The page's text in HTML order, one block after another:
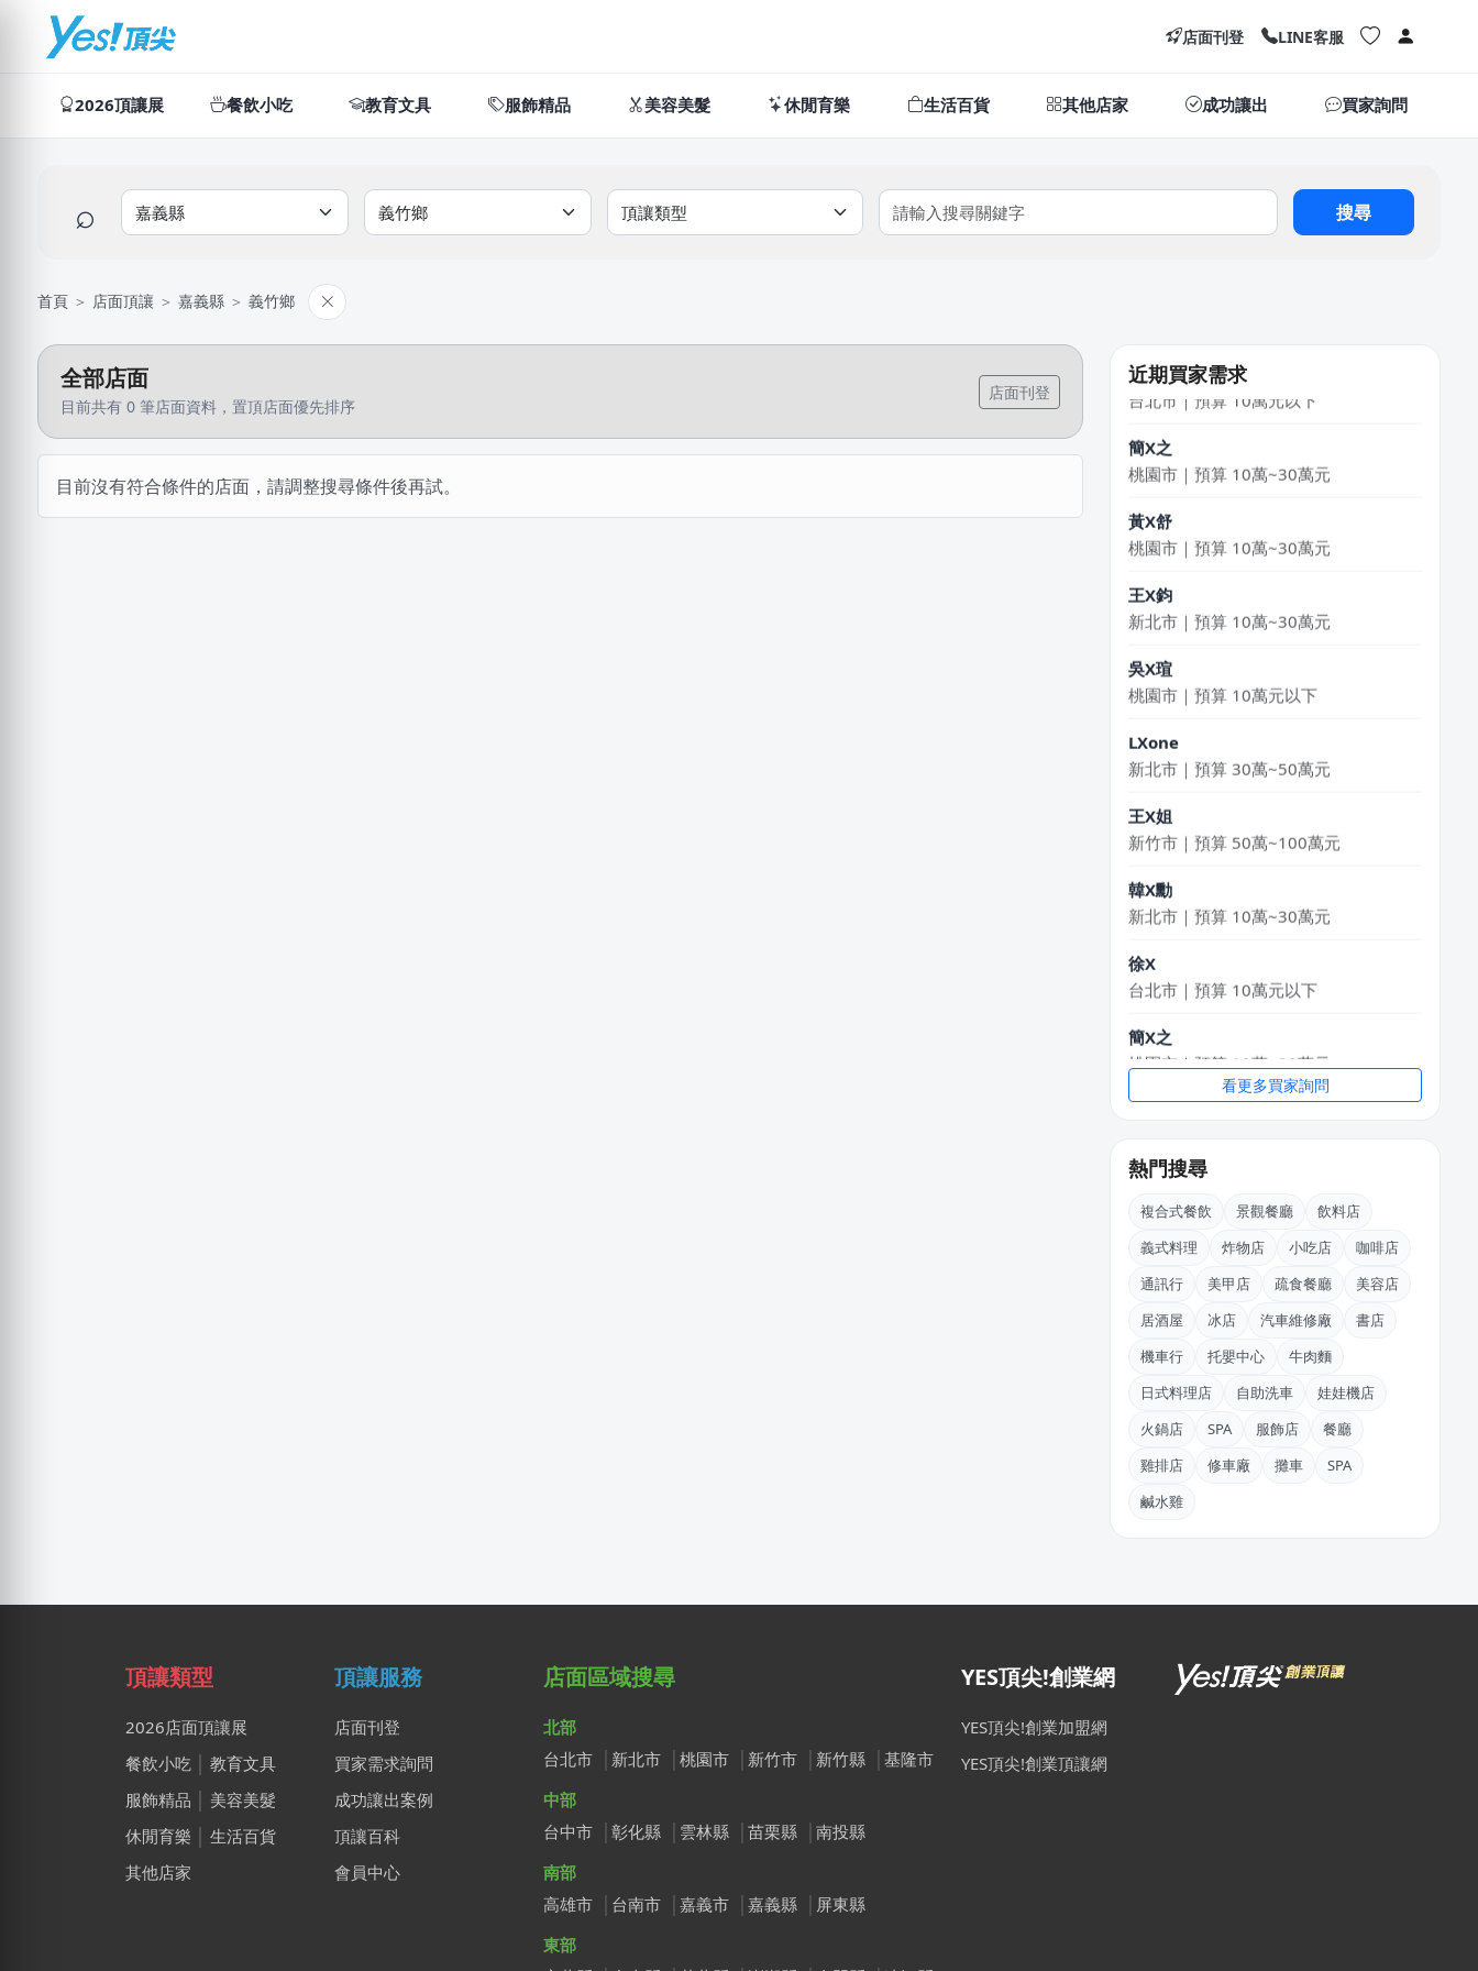
店面刊登 LINE客服
2026頂讓展 餐飲小吃 教育文具 服飾精品 美容美髮 休閒育樂 生活百貨 其他店家 成功讓出 買家詢問
⌕ 搜尋
首頁 ＞ 店面頂讓 ＞ 嘉義縣 ＞ 義竹鄉
全部店面
目前共有 0 筆店面資料，置頂店面優先排序
店面刊登
目前沒有符合條件的店面，請調整搜尋條件後再試。
近期買家需求
桃園市｜預算 10萬元以下
新竹市｜預算 50萬~100萬元
徐X
台北市｜預算 10萬元以下
簡X之
桃園市｜預算 10萬~30萬元
黃X舒
桃園市｜預算 10萬~30萬元
王X鈞
新北市｜預算 10萬~30萬元
吳X瑄
桃園市｜預算 10萬元以下
LXone
新北市｜預算 30萬~50萬元
王X姐
新竹市｜預算 50萬~100萬元
韓X勳
新北市｜預算 10萬~30萬元
徐X
台北市｜預算 10萬元以下
簡X之
桃園市｜預算 10萬~30萬元
黃X舒
王X鈞
新北市｜預算 10萬~30萬元
看更多買家詢問
熱門搜尋
複合式餐飲 景觀餐廳
飲料店
義式料理
炸物店 小吃店
咖啡店
通訊行
美甲店 疏食餐廳
美容店
居酒屋
冰店 汽車維修廠
書店
機車行
托嬰中心
牛肉麵
日式料理店
自助洗車
娃娃機店
火鍋店
SPA 服飾店
餐廳
雞排店
修車廠 攤車
SPA
鹹水雞
頂讓類型
2026店面頂讓展
餐飲小吃
教育文具
服飾精品
美容美髮
休閒育樂
生活百貨
其他店家
頂讓服務
店面刊登
買家需求詢問
成功讓出案例
頂讓百科
會員中心
店面區域搜尋
北部
台北市
新北市 桃園市 新竹市 新竹縣
基隆市
中部
台中市
彰化縣 雲林縣 苗栗縣
南投縣
南部
高雄市
台南市 嘉義市 嘉義縣
屏東縣
東部
YES頂尖!創業網
YES頂尖!創業加盟網
YES頂尖!創業頂讓網